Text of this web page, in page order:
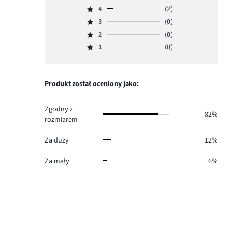
5,
ilość
głosów
Ocena
4,
ilość
głosów
4
(2)
Ocena
3,
ilość
3
(0)
Ocena
2,
0.
2
(0)
Ocena
głosów
1 (0)
Produkt został oceniony jako:
Zgodny z
rozmiarem
82%
Za duży 12%
Za mały 6%